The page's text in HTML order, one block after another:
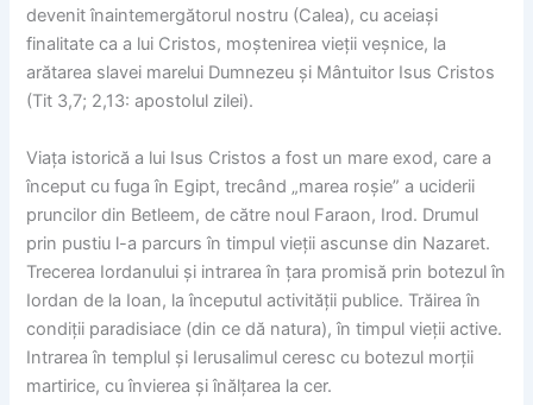
devenit înaintemergătorul nostru (Calea), cu aceiași
finalitate ca a lui Cristos, moștenirea vieții veșnice, la
arătarea slavei marelui Dumnezeu și Mântuitor Isus Cristos
(Tit 3,7; 2,13: apostolul zilei).
Viața istorică a lui Isus Cristos a fost un mare exod, care a
început cu fuga în Egipt, trecând „marea roșie” a uciderii
pruncilor din Betleem, de către noul Faraon, Irod. Drumul
prin pustiu l-a parcurs în timpul vieții ascunse din Nazaret.
Trecerea Iordanului și intrarea în țara promisă prin botezul în
Iordan de la Ioan, la începutul activității publice. Trăirea în
condiții paradisiace (din ce dă natura), în timpul vieții active.
Intrarea în templul și Ierusalimul ceresc cu botezul morții
martirice, cu învierea și înălțarea la cer.